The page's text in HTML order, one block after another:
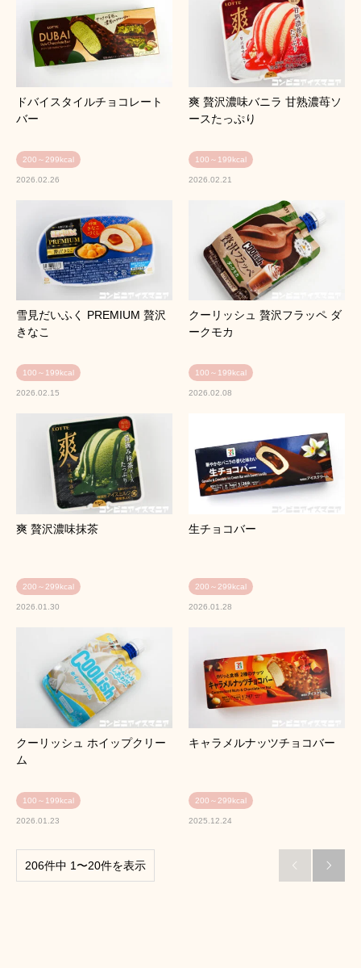
ドバイスタイルチョコレート
バー
200～299kcal
2026.02.26
爽 贅沢濃味バニラ 甘熟濃苺ソ
ースたっぷり
100～199kcal
2026.02.21
雪見だいふく PREMIUM 贅沢
きなこ
100～199kcal
2026.02.15
クーリッシュ 贅沢フラッペ ダ
ークモカ
100～199kcal
2026.02.08
爽 贅沢濃味抹茶
200～299kcal
2026.01.30
生チョコバー
200～299kcal
2026.01.28
クーリッシュ ホイップクリー
ム
100～199kcal
2026.01.23
キャラメルナッツチョコバー
200～299kcal
2025.12.24
206件中 1〜20件を表示  